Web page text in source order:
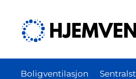
Boligventilasjon